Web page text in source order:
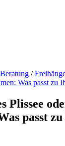
/
Was passt zu
Plissee
passt